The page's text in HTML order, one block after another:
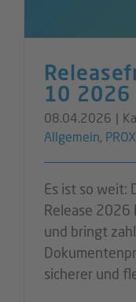
10 2026
08.04.2026 |
Allgemein,
Es ist so weit:
Release 2026
und bringt
sicherer und